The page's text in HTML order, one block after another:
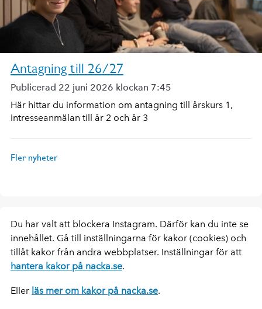
Antagning till 26/27
Publicerad 22 juni 2026 klockan 7:45
Här hittar du information om antagning till årskurs 1,
intresseanmälan till år 2 och år 3
Fler nyheter
Du har valt att blockera Instagram. Därför kan du inte se
innehållet. Gå till inställningarna för kakor (cookies) och
tillåt kakor från andra webbplatser. Inställningar för att
hantera kakor på nacka.se.
Eller läs mer om kakor på nacka.se.